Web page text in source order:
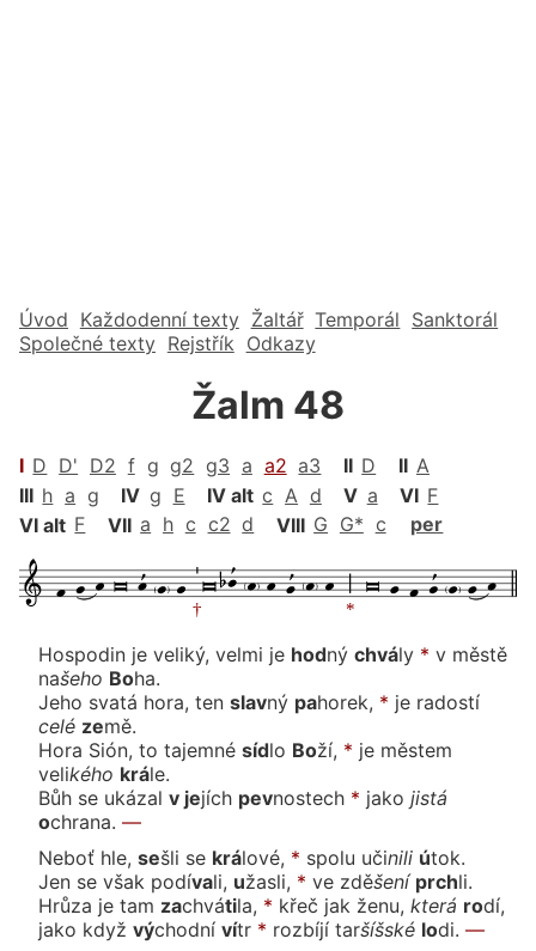
Úvod Každodenní texty Žaltář Temporál Sanktorál
Společné texty Rejstřík Odkazy
Žalm 48
I D D' D2 f g g2 g3 a a2 a3 II D II A
III h a g IV g E IV alt c A d V a VI F
VI alt F VII a h c c2 d VIII G G* c per
Hospodin je veliký, velmi je hodný chvály * v městě
našeho Boha.
Jeho svatá hora, ten slavný pahorek, * je radostí
celé země.
Hora Sión, to tajemné sídlo Boží, * je městem
velikého krále.
Bůh se ukázal v jejích pevnostech * jako jistá
ochrana. —
Neboť hle, sešli se králové, * spolu učinili útok.
Jen se však podívali, užasli, * ve zděšení prchli.
Hrůza je tam zachvátila, * křeč jak ženu, která rodí,
jako když východní vítr * rozbíjí taršíšské lodi. —